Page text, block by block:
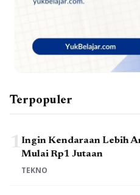
Terpopuler
1Ingin Kendaraan Lebih
Mulai Rp1 Jutaan
TEKNO